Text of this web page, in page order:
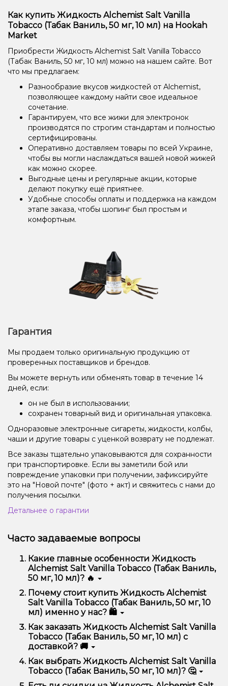
Как купить Жидкость Alchemist Salt Vanilla
Tobacco (Табак Ваниль, 50 мг, 10 мл) на Hookah
Market
Приобрести Жидкость Alchemist Salt Vanilla Tobacco
(Табак Ваниль, 50 мг, 10 мл) можно на нашем сайте. Вот
что мы предлагаем:
Разнообразие вкусов жидкостей от Alchemist,
позволяющее каждому найти свое идеальное
сочетание.
Гарантируем, что все жижи для электронок
производятся по строгим стандартам и полностью
сертифицированы.
Оперативно доставляем товары по всей Украине,
чтобы вы могли наслаждаться вашей новой жижей
как можно скорее.
Выгодные цены и регулярные акции, которые
делают покупку ещё приятнее.
Удобные способы оплаты и поддержка на каждом
этапе заказа, чтобы шопинг был простым и
комфортным.
Гарантия
Мы продаем только оригинальную продукцию от
проверенных поставщиков и брендов.
Вы можете вернуть или обменять товар в течение 14
дней, если:
он не был в использовании;
сохранен товарный вид и оригинальная упаковка.
Одноразовые электронные сигареты, жидкости, колбы,
чаши и другие товары с уценкой возврату не подлежат.
Все заказы тщательно упаковываются для сохранности
при транспортировке. Если вы заметили бой или
повреждение упаковки при получении, зафиксируйте
это на "Новой почте" (фото + акт) и свяжитесь с нами до
получения посылки.
Детальнее о гарантии
Часто задаваемые вопросы
Какие главные особенности Жидкость
Alchemist Salt Vanilla Tobacco (Табак Ваниль,
50 мг, 10 мл)? 🔥
Жидкость Alchemist Salt Vanilla Tobacco (Табак
Ваниль, 50 мг, 10 мл) отличается высоким качеством,
удобством использования и надежностью.
Почему стоит купить Жидкость Alchemist
Salt Vanilla Tobacco (Табак Ваниль, 50 мг, 10
мл) именно у нас? 🛍️
Мы предлагаем только оригинальную продукцию,
широкий ассортимент, выгодные цены и быструю
доставку. Кроме того, у нас регулярные акции и
скидки для клиентов!
Как заказать Жидкость Alchemist Salt Vanilla
Tobacco (Табак Ваниль, 50 мг, 10 мл) с
доставкой? 🚚
Оформить заказ можно в несколько кликов:
Добавьте Жидкость Alchemist Salt Vanilla
Tobacco (Табак Ваниль, 50 мг, 10 мл) в корзину.
Как выбрать Жидкость Alchemist Salt Vanilla
Tobacco (Табак Ваниль, 50 мг, 10 мл)? 🤔